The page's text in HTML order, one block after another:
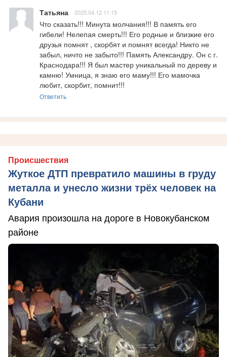
Татьяна 2025.04.12 11:15
Что сказать!!! Минута молчания!!! В память его
гибели! Нелепая смерть!!! Его родные и близкие его
друзья помнят , скорбят и помнят всегда! Никто не
забыл, ничто не забыто!!! Память Александру. Он с г.
Краснодара!!! Я был мастер уникальный по дереву и
камню! Умница, я знаю его маму!!! Его мамочка
любит, скорбит, помнит!!!
Ответить
Происшествия
Жуткое ДТП превратило машины в груду
металла и унесло жизни трёх человек на
Кубани
Авария произошла на дороге в Новокубанском
районе